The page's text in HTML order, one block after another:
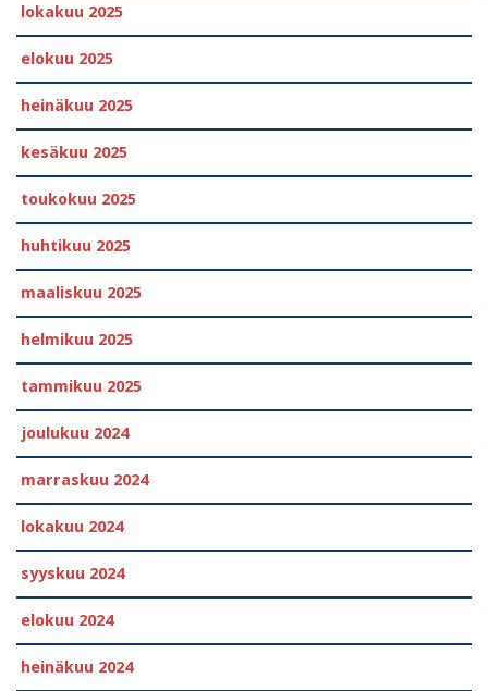
lokakuu 2025
elokuu 2025
heinäkuu 2025
kesäkuu 2025
toukokuu 2025
huhtikuu 2025
maaliskuu 2025
helmikuu 2025
tammikuu 2025
joulukuu 2024
marraskuu 2024
lokakuu 2024
syyskuu 2024
elokuu 2024
heinäkuu 2024